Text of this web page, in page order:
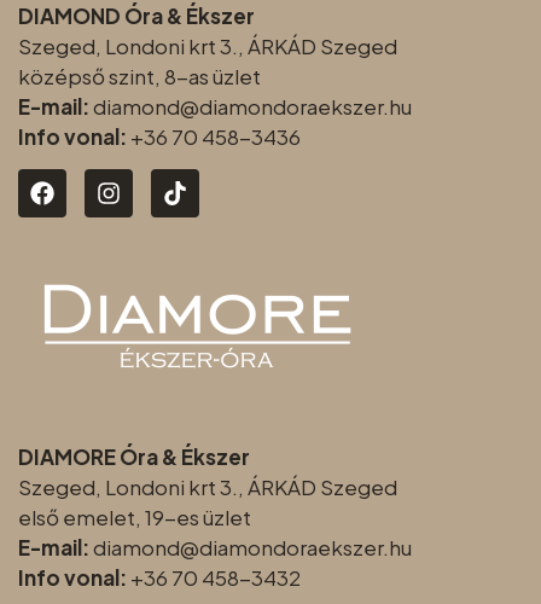
DIAMOND Óra & Ékszer
Szeged, Londoni krt 3., ÁRKÁD Szeged
középső szint, 8-as üzlet
E-mail:diamond@diamondoraekszer.hu
Info vonal: +36 70 458-3436
DIAMORE Óra & Ékszer
Szeged, Londoni krt 3., ÁRKÁD Szeged
első emelet, 19-es üzlet
E-mail:diamond@diamondoraekszer.hu
Info vonal: +36 70 458-3432